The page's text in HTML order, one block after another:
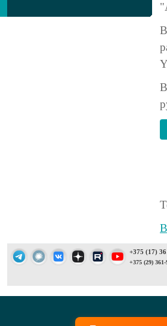
+375 (17)
+375 (29)